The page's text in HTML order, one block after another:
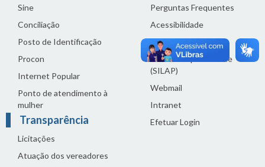
Sine
Conciliação
Posto de Identificação
Procon
Internet Popular
Ponto de atendimento à
mulher
Transparência
Licitações
Atuação dos vereadores
Perguntas Frequentes
Acessibilidade
Termos de uso
Política de privacidade
(SILAP)
Webmail
Intranet
Efetuar Login